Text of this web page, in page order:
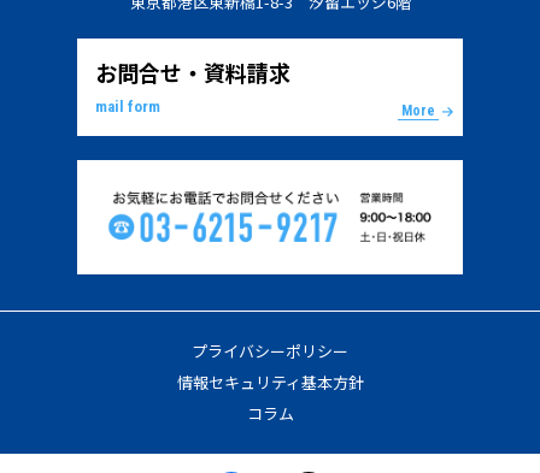
お問合せ・資料請求
mail form More
プライバシーポリシー
情報セキュリティ基本方針
コラム